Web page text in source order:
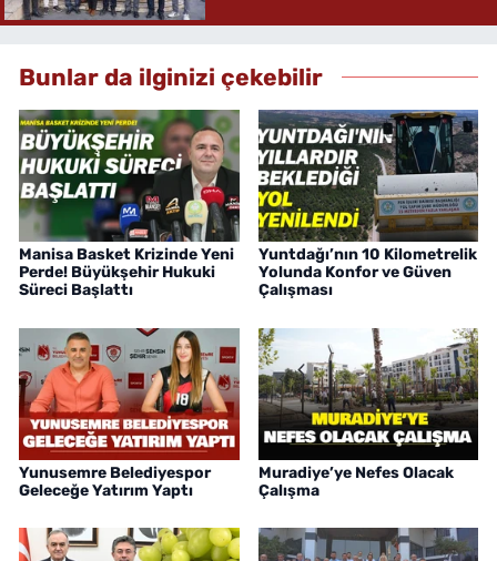
Bunlar da ilginizi çekebilir
Manisa Basket Krizinde Yeni
Perde! Büyükşehir Hukuki
Süreci Başlattı
Yuntdağı’nın 10 Kilometrelik
Yolunda Konfor ve Güven
Çalışması
Yunusemre Belediyespor
Geleceğe Yatırım Yaptı
Muradiye’ye Nefes Olacak
Çalışma